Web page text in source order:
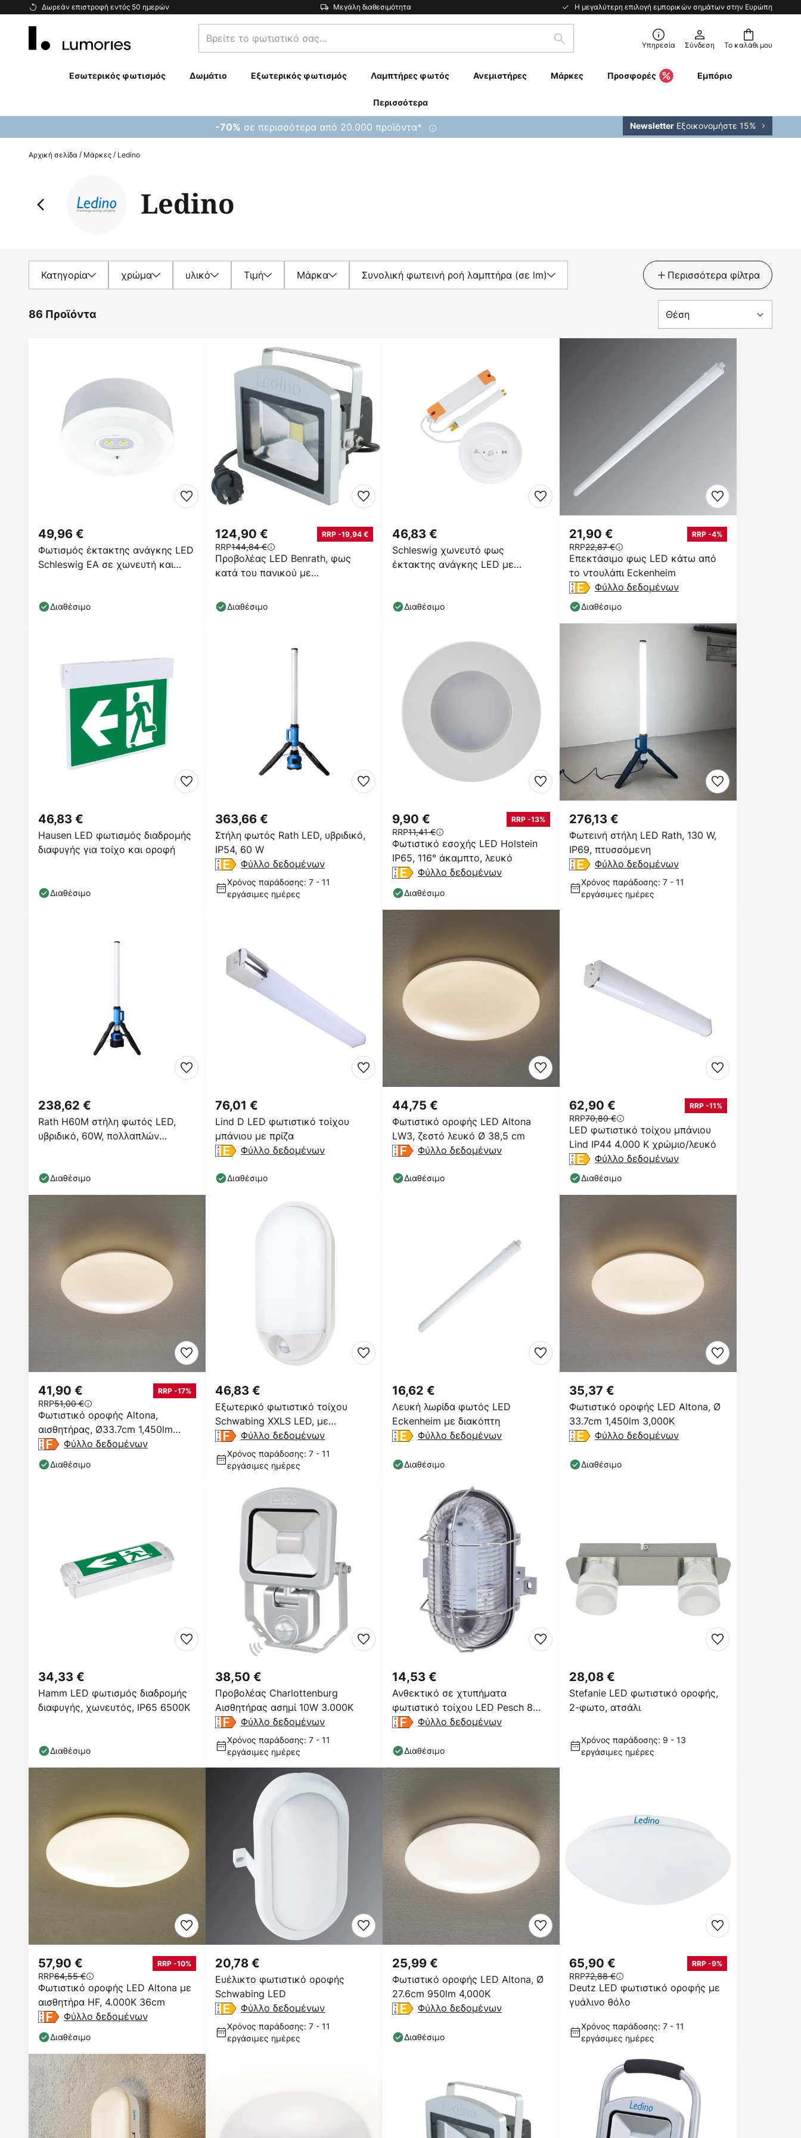
Δωρεάν επιστροφή εντός 50 ημερών Μεγάλη διαθεσιμότητα Η μεγαλύτερη επιλογή εμπορικών σημάτων στην Ευρώπη
Μετάβαση
Το καλάθι μου
Βρείτε
το
σας...
Αναζήτηση Υπηρεσία Σύνδεση
Εσωτερικός φωτισμός Δωμάτιο Εξωτερικός φωτισμός Λαμπτήρες φωτός Ανεμιστήρες Μάρκες Προσφορές Εμπόριο
Περισσότερα
-70% σε περισσότερα από 20.000 προϊόντα* Newsletter Εξοικονομήστε 15%
Αρχική σελίδα Μάρκες Ledino
Ledino
Κατηγορία χρώμα υλικό Τιμή Μάρκα Συνολική φωτεινή ροή λαμπτήρα (σε lm) Περισσότερα φίλτρα
86 Προϊόντα
Φωτισμός έκτακτης ανάγκης LED
Schleswig EA σε χωνευτή και
49,96 €
Διαθέσιμο
Προβολέας LED Benrath, φως
κατά του πανικού με
124,90 € RRP -19,94 €
RRP144,84 €
Διαθέσιμο
Schleswig χωνευτό φως
έκτακτης ανάγκης LED με
46,83 €
Διαθέσιμο
Επεκτάσιμο φως LED κάτω από
το ντουλάπι Eckenheim
21,90 € RRP -4%
RRP22,87 €
Φύλλο δεδομένων
Διαθέσιμο
Hausen LED φωτισμός διαδρομής
διαφυγής για τοίχο και οροφή
46,83 €
Διαθέσιμο
Στήλη φωτός Rath LED, υβριδικό,
IP54, 60 W
363,66 €
Φύλλο δεδομένων
Χρόνος παράδοσης: 7 - 11
εργάσιμες ημέρες
Φωτιστικό εσοχής LED Holstein
IP65, 116° άκαμπτο, λευκό
9,90 € RRP -13%
RRP11,41 €
Φύλλο δεδομένων
Διαθέσιμο
Φωτεινή στήλη LED Rath, 130 W,
IP69, πτυσσόμενη
276,13 €
Φύλλο δεδομένων
Χρόνος παράδοσης: 7 - 11
εργάσιμες ημέρες
Rath H60M στήλη φωτός LED,
υβριδικό, 60W, πολλαπλών
238,62 €
Διαθέσιμο
Lind D LED φωτιστικό τοίχου
μπάνιου με πρίζα
76,01 €
Φύλλο δεδομένων
Διαθέσιμο
Φωτιστικό οροφής LED Altona
LW3, ζεστό λευκό Ø 38,5 cm
44,75 €
Φύλλο δεδομένων
Διαθέσιμο
LED φωτιστικό τοίχου μπάνιου
Lind IP44 4.000 K χρώμιο/λευκό
62,90 € RRP -11%
RRP70,80 €
Φύλλο δεδομένων
Διαθέσιμο
Φωτιστικό οροφής Altona,
αισθητήρας, Ø33.7cm 1,450lm
3,000K
41,90 € RRP -17%
RRP51,00 €
Φύλλο δεδομένων
Διαθέσιμο
Εξωτερικό φωτιστικό τοίχου
Schwabing XXLS LED, με
αισθητήρα
46,83 €
Φύλλο δεδομένων
Χρόνος παράδοσης: 7 - 11
εργάσιμες ημέρες
Λευκή λωρίδα φωτός LED
Eckenheim με διακόπτη
16,62 €
Φύλλο δεδομένων
Διαθέσιμο
Φωτιστικό οροφής LED Altona, Ø
33.7cm 1,450lm 3,000K
35,37 €
Φύλλο δεδομένων
Διαθέσιμο
Hamm LED φωτισμός διαδρομής
διαφυγής, χωνευτός, IP65 6500K
34,33 €
Διαθέσιμο
Προβολέας Charlottenburg
Αισθητήρας ασημί 10W 3.000K
38,50 €
Φύλλο δεδομένων
Χρόνος παράδοσης: 7 - 11
εργάσιμες ημέρες
Ανθεκτικό σε χτυπήματα
φωτιστικό τοίχου LED Pesch 8
IP44
14,53 €
Φύλλο δεδομένων
Διαθέσιμο
Stefanie LED φωτιστικό οροφής,
2-φωτο, ατσάλι
28,08 €
Χρόνος παράδοσης: 9 - 13
εργάσιμες ημέρες
Φωτιστικό οροφής LED Altona με
αισθητήρα HF, 4.000K 36cm
57,90 € RRP -10%
RRP64,55 €
Φύλλο δεδομένων
Διαθέσιμο
Ευέλικτο φωτιστικό οροφής
Schwabing LED
20,78 €
Φύλλο δεδομένων
Χρόνος παράδοσης: 7 - 11
εργάσιμες ημέρες
Φωτιστικό οροφής LED Altona, Ø
27.6cm 950lm 4,000K
25,99 €
Φύλλο δεδομένων
Διαθέσιμο
Deutz LED φωτιστικό οροφής με
γυάλινο θόλο
65,90 € RRP -9%
RRP72,88 €
Χρόνος παράδοσης: 7 - 11
εργάσιμες ημέρες